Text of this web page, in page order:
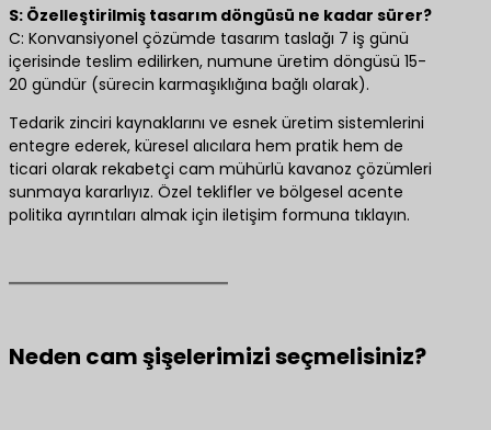
S: Özelleştirilmiş tasarım döngüsü ne kadar sürer?
C: Konvansiyonel çözümde tasarım taslağı 7 iş günü
içerisinde teslim edilirken, numune üretim döngüsü 15-
20 gündür (sürecin karmaşıklığına bağlı olarak).
Tedarik zinciri kaynaklarını ve esnek üretim sistemlerini
entegre ederek, küresel alıcılara hem pratik hem de
ticari olarak rekabetçi cam mühürlü kavanoz çözümleri
sunmaya kararlıyız. Özel teklifler ve bölgesel acente
politika ayrıntıları almak için iletişim formuna tıklayın.
Neden cam şişelerimizi seçmelisiniz?